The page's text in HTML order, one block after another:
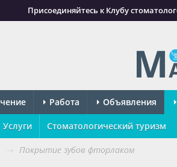
Присоединяйтесь к Клубу
Работа Объявления
Услуги Стоматологический туризм
→ Покрытие зубов фторлаком